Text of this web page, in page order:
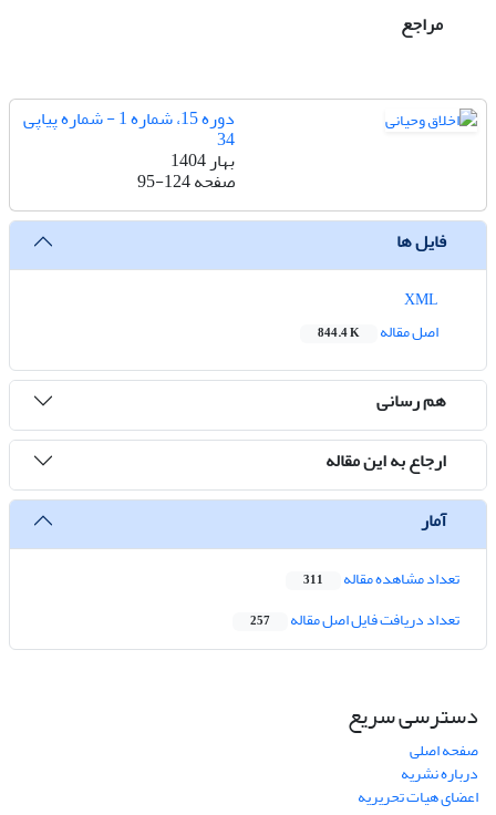
مراجع
دوره 15، شماره 1 - شماره پیاپی
34
بهار 1404
صفحه95-124
فایل ها
اصل مقاله
844.4 K
هم رسانی
ارجاع به این مقاله
آمار
تعداد مشاهده مقاله 311
تعداد دریافت فایل اصل مقاله 257
دسترسی سریع
صفحه اصلی
درباره نشریه
اعضای هیات تحریریه